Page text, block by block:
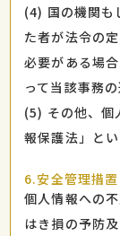
(4) 国の機関も
た者が法令の
必要がある場
って当該事務
(5) その他、個
報保護法」と
6.安全管理措置
個人情報への
はき損の予防